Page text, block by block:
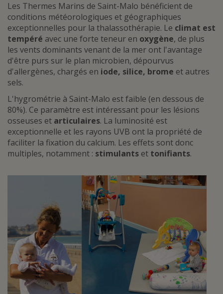
Les Thermes Marins de Saint-Malo bénéficient de
conditions météorologiques et géographiques
exceptionnelles pour la thalassothérapie. Le climat est
tempéré avec une forte teneur en oxygène, de plus
les vents dominants venant de la mer ont l'avantage
d'être purs sur le plan microbien, dépourvus
d'allergènes, chargés en iode, silice, brome et autres
sels.
L'hygrométrie à Saint-Malo est faible (en dessous de
80%). Ce paramètre est intéressant pour les lésions
osseuses et articulaires. La luminosité est
exceptionnelle et les rayons UVB ont la propriété de
faciliter la fixation du calcium. Les effets sont donc
multiples, notamment : stimulants et tonifiants.